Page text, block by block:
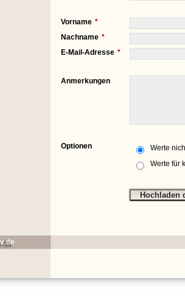
Vorname
Nachname
E-Mail-Adresse
Anmerkungen
Optionen
Werte
Werte für